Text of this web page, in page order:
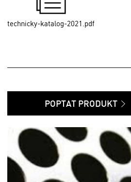
technicky-katalog-2021.pdf
POPTAT PRODUKT